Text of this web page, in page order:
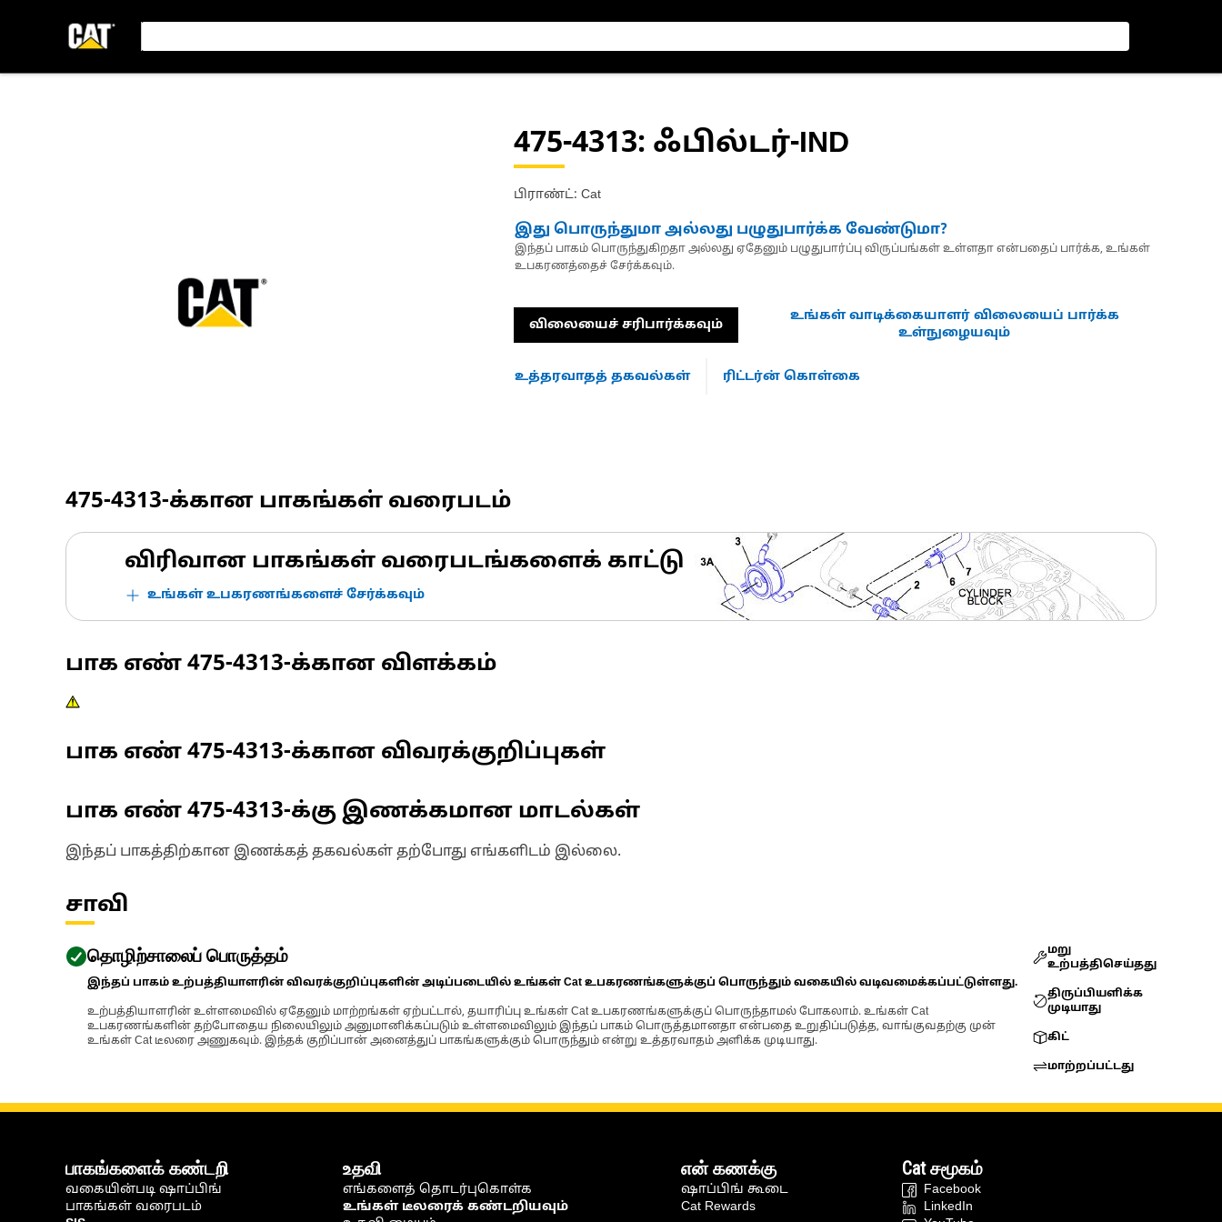
475-4313: ஃபில்டர்-IND
பிராண்ட்: Cat
இது பொருந்துமா அல்லது பழுதுபார்க்க வேண்டுமா?
இந்தப் பாகம் பொருந்துகிறதா அல்லது ஏதேனும் பழுதுபார்ப்பு விருப்பங்கள் உள்ளதா என்பதைப் பார்க்க, உங்கள்
உபகரணத்தைச் சேர்க்கவும்.
விலையைச் சரிபார்க்கவும்
உங்கள் வாடிக்கையாளர் விலையைப் பார்க்க
உள்நுழையவும்
உத்தரவாதத் தகவல்கள் ரிட்டர்ன் கொள்கை
475-4313-க்கான பாகங்கள் வரைபடம்
விரிவான பாகங்கள் வரைபடங்களைக் காட்டு
உங்கள் உபகரணங்களைச் சேர்க்கவும்
பாக எண் 475-4313-க்கான விளக்கம்
பாக எண் 475-4313-க்கான விவரக்குறிப்புகள்
பாக எண் 475-4313-க்கு இணக்கமான மாடல்கள்
இந்தப் பாகத்திற்கான இணக்கத் தகவல்கள் தற்போது எங்களிடம் இல்லை.
சாவி
தொழிற்சாலைப் பொருத்தம்
இந்தப் பாகம் உற்பத்தியாளரின் விவரக்குறிப்புகளின் அடிப்படையில் உங்கள் Cat உபகரணங்களுக்குப் பொருந்தும் வகையில் வடிவமைக்கப்பட்டுள்ளது.
உற்பத்தியாளரின் உள்ளமைவில் ஏதேனும் மாற்றங்கள் ஏற்பட்டால், தயாரிப்பு உங்கள் Cat உபகரணங்களுக்குப் பொருந்தாமல் போகலாம். உங்கள் Cat
உபகரணங்களின் தற்போதைய நிலையிலும் அனுமானிக்கப்படும் உள்ளமைவிலும் இந்தப் பாகம் பொருத்தமானதா என்பதை உறுதிப்படுத்த, வாங்குவதற்கு முன்
உங்கள் Cat டீலரை அணுகவும். இந்தக் குறிப்பான் அனைத்துப் பாகங்களுக்கும் பொருந்தும் என்று உத்தரவாதம் அளிக்க முடியாது.
மறு
உற்பத்திசெய்தது
திருப்பியளிக்க
முடியாது
கிட்
மாற்றப்பட்டது
பாகங்களைக் கண்டறி
வகையின்படி ஷாப்பிங்
பாகங்கள் வரைபடம்
உதவி
எங்களைத் தொடர்புகொள்க
உங்கள் டீலரைக் கண்டறியவும்
என் கணக்கு
ஷாப்பிங் கூடை
Cat Rewards
Cat சமூகம்
Facebook
LinkedIn